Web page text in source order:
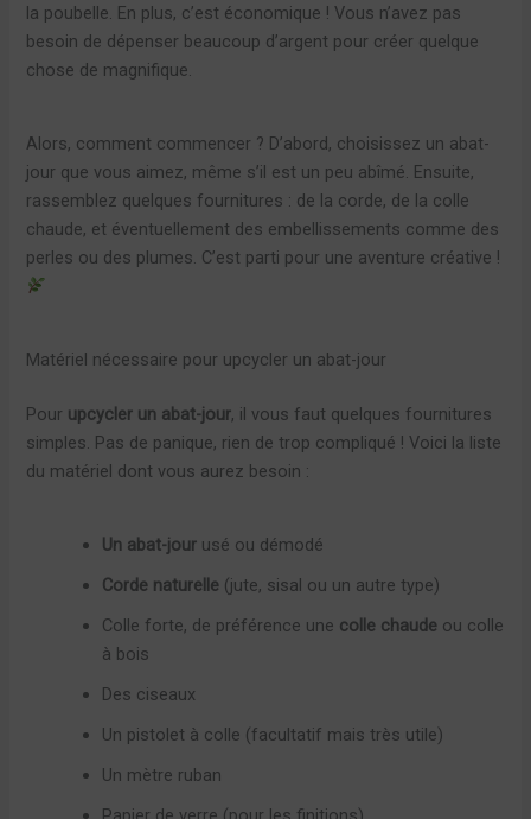
la poubelle. En plus, c’est économique ! Vous n’avez pas
besoin de dépenser beaucoup d’argent pour créer quelque
chose de magnifique.
Alors, comment commencer ? D’abord, choisissez un abat-
jour que vous aimez, même s’il est un peu abîmé. Ensuite,
rassemblez quelques fournitures : de la corde, de la colle
chaude, et éventuellement des embellissements comme des
perles ou des plumes. C’est parti pour une aventure créative !
Matériel nécessaire pour upcycler un abat-jour
Pour upcycler un abat-jour, il vous faut quelques fournitures
simples. Pas de panique, rien de trop compliqué ! Voici la liste
du matériel dont vous aurez besoin :
Un abat-jour usé ou démodé
Corde naturelle (jute, sisal ou un autre type)
Colle forte, de préférence une colle chaude ou colle
à bois
Des ciseaux
Un pistolet à colle (facultatif mais très utile)
Un mètre ruban